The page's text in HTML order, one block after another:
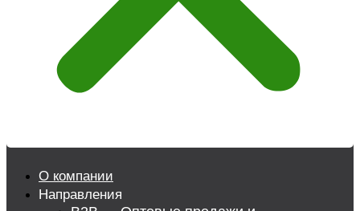
О компании
Направления